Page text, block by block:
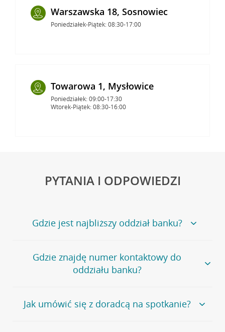
Warszawska 18, Sosnowiec
Poniedziałek-Piątek: 08:30-17:00
Towarowa 1, Mysłowice
Poniedziałek: 09:00-17:30
Wtorek-Piątek: 08:30-16:00
PYTANIA I ODPOWIEDZI
Gdzie jest najbliższy oddział banku?
Jeśli szukasz oddziału naszego banku, zapraszamy na
stronęPlacówki i bankomaty, na której znajduje się
wygodna wyszukiwarka.
oddziałów
Gdzie znajdę numer kontaktowy do
oddziału banku?
Bank Credit Agricole nie udostępnia ogólnego numeru
telefonu do placówki bankowej.
Jak umówić się z doradcą na spotkanie?